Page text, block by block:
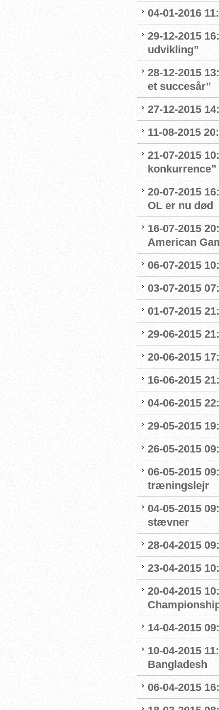
04-01-2016
29-12-2015
udvikling”
28-12-2015
et succesår”
27-12-2015
11-08-2015
21-07-2015
konkurrence”
20-07-2015
OL er nu død
16-07-2015
American
06-07-2015
03-07-2015
01-07-2015
29-06-2015
20-06-2015
16-06-2015
04-06-2015
29-05-2015
26-05-2015
06-05-2015
træningslejr
04-05-2015
stævner
28-04-2015
23-04-2015
20-04-2015
14-04-2015
10-04-2015
Bangladesh
06-04-2015